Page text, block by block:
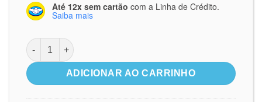
Até 12x sem cartão com a Linha de Crédito.
Saiba mais
Dia das Crianças “LOUVAI AO SENHOR” quantidade
ADICIONAR AO CARRINHO